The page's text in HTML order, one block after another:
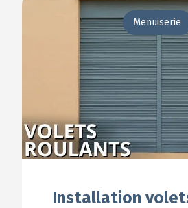
Menuiserie
Installation